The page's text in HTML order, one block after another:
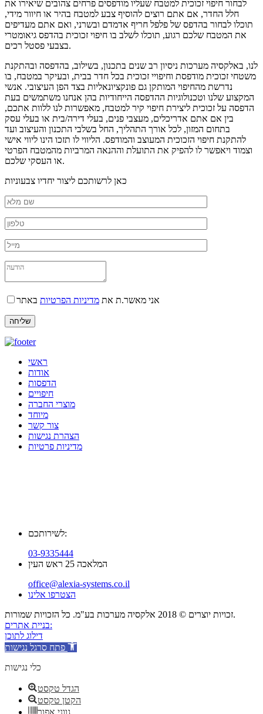
לבחור חיפוי זכוכית למטבח שעליו מודפסים פרחים צהובים שיאירו את
חלל החדר, אם אתם רוצים להוסיף צבע למטבח בהיר או חיוור מידי,
תוכלו לבחור בהדפס של פלפל חריף אדמדם ובשרני, ואם אתם מעדיפים
את המטבח שלכם רגוע, תוכלו לשלב בו חיפוי זכוכית בהדפס גיאומטרי
בצבעי פסטל רכים.
לנו, באלקסיה מערכות ניסיון רב שנים בתכנון, בשילוב, בהדפסה ובהתקנת
משטחי זכוכית מודפסת וחיפויי זכוכית בכל חדר בבית, ובעיקר במטבח, בו
נדרשת מהחיפוי המותקן גם פונקציונאליות בצד הפן העיצובי. אנשי
המקצוע שלנו וטכנולוגיות ההדפסה הייחודיות בהן אנחנו משתמשים בעת
הדפסה על זכוכית ליצירת חיפוי קיר למטבח, מאפשרות לנו ללוות אתכם,
בין אם אתם אדריכלים, מעצבי פנים, בעלי דירה/בית או בעלי עסק
בתחום המזון, לכל אורך התהליך, החל בשלבי התכנון והעיצוב ועד
להתקנת חיפוי הזכוכית המעוצב והמודפס. הליווי לו תזכו הינו ליווי אישי
וצמוד ויאפשר לו להפיק את התועלת וההנאה המרביות מהמטבח הפרטי
או העסקי שלכם.
כאן לרשותכם ליצור יחדיו צבעוניות
אני מאשר.ת את מדיניות הפרטיות באתר
ראשי
אודות
הדפסות
חיפויים
מוצרי החברה
מיוחד
צור קשר
הצהרת נגישות
מדיניות פרטיות
לשירותכם:
03-9335444
המלאכה 25 ראש העין
office@alexia-systems.co.il
הצטרפו אלינו
זכויות יוצרים © 2018 אלקסיה מערכות בע"מ. כל הזכויות שמורות.
בניית אתרים:
דילוג לתוכן
פתח סרגל נגישות
כלי נגישות
הגדל טקסט
הקטן טקסט
גווני אפור